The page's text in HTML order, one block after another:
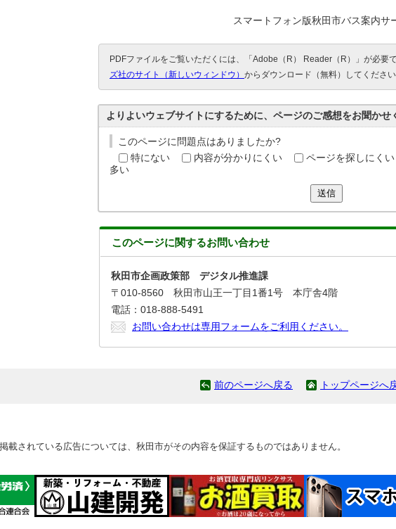
スマートフォン版秋田市バス案内サ
PDFファイルをご覧いただくには、「Adobe（R） Reader（R）」が必要
ズ社のサイト（新しいウィンドウ） からダウンロード（無料）してくださ
よりよいウェブサイトにするために、ページのご感想をお聞かせ
このページに問題点はありましたか?
特にない
内容が分かりにくい
ページを探しにくい
多い
送信
このページに関するお問い合わせ
秋田市企画政策部 デジタル推進課
〒010-8560 秋田市山王一丁目1番1号 本庁舎4階
電話：018-888-5491
お問い合わせは専用フォームをご利用ください。
前のページへ戻る トップページへ
載されている広告については、秋田市がその内容を保証するものではありません。